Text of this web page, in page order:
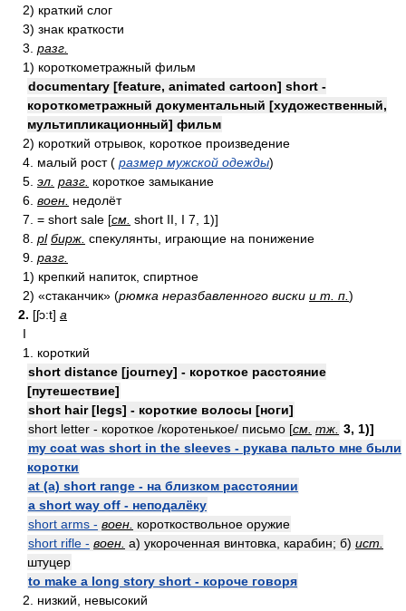
2) краткий слог
3) знак краткости
3. разг.
1) короткометражный фильм
documentary [feature, animated cartoon] short -
короткометражный документальный [художественный,
мультипликационный] фильм
2) короткий отрывок, короткое произведение
4. малый рост ( размер мужской одежды)
5. эл. разг. короткое замыкание
6. воен. недолёт
7. = short sale [см. short II, I 7, 1)]
8. pl бирж. спекулянты, играющие на понижение
9. разг.
1) крепкий напиток, спиртное
2) «стаканчик» (рюмка неразбавленного виски и т. п. )
2. [ʃɔ:t] a
I
1. короткий
short distance [journey] - короткое расстояние
[путешествие]
short hair [legs] - короткие волосы [ноги]
short letter - короткое /коротенькое/ письмо [см. тж. 3, 1)]
my coat was short in the sleeves - рукава пальто мне были
коротки
at (a) short range - на близком расстоянии
a short way off - неподалёку
short arms - воен. короткоствольное оружие
short rifle - воен. а) укороченная винтовка, карабин; б) ист.
штуцер
to make a long story short - короче говоря
2. низкий, невысокий